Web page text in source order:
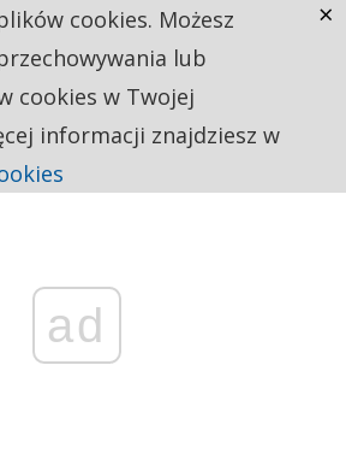
ad
cookies. Możesz
lub
cookies w Twojej
informacji znajdziesz w
×